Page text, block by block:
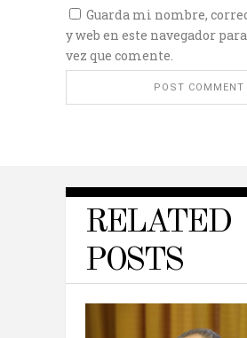
Guarda mi nombre,
y web en este navegador
vez que comente.
RELATED
POSTS